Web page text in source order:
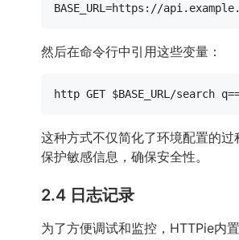
然后在命令行中引用这些变量：
http GET $BASE_URL /search
这种方式不仅简化了环境配置的过
保护敏感信息，确保安全性。
2.4 日志记录
为了方便调试和监控，HTTPie内